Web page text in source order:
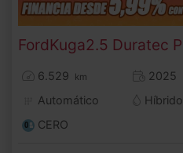
FordKuga
6.529 km
2025
Automático
Híbrido
CERO